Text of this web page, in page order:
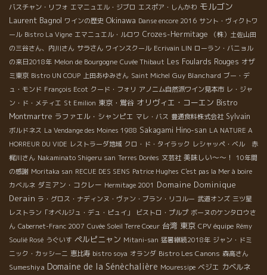
バスチャン・リフォ エマニュエル・ジブロ エスポア・しんかわ モルゴン
Laurent Bagnol ワインの歴史 Okinawa Danse encore 2016 サント・ヴィクトワ
ール Bistro La Vigne エマニュエル・ルロワ Crozes-Hermitage
（株）土佐山田
の三谷さん、内川さん サラさん ワインスクール Ecrivain LIN ローラン・バニョル
の来日2018年 Melon de Bourgogne Cuvée Thibaut Les Foulards Rouges オザ
ミ東京 Bistro UN COUP 上田あゆみさん Saint Michel Guy Blanchard ブー・デ
ュ・モンド François Ecot クード・フォリ アノニム自然派ワイン見本市 レ・ジャ
ン・ド・メティエ St Emilion 東京・鴬谷 オリヴィエ・コーエン Bistro
Montmartre ラファエル・シャンピエ マレ・バス 豊通食料株式会社 Sylvain
ボルドネス La Vendange des Moines 1988 Sakagami Hino-san LA NATURE A
HORREUR DU VIDE レストラーダ地域 クロ・ド・タイラック レシャッペ・ベル 赤
梶川さん Nakaminato Shigeru san Terres Dorées 文芸社 美味しい～～！
10年間
の感謝 Moritaka san RECUE DES SENS Patrice Hughes C'est pas la Mer à boire
カベルネ ダミアン・コクレー Hermitage 2001 Domaine Dominique
Derain ラ・グロス・ナディンヌ・ヴァン・ブラン・リコルー 武道オンズ 三ツ星
レストラン「オベルジュ・デュ・ピュイ」
ビストロ・プルプ ボーヌのケンタロウさ
ん Cabernet-Franc 2007 Cuvée Soleil Terre Coeur 台湾 東京 CPV équipe Rémy
Soulié Rosé うぐいす ペルピニャン Mitani-san 猛暑継続2018年 ジャン・ドミ
ニック・カッシーニ 恵比寿 bistro soya オランダ Bistro Les Canons 森高さん
Sumeshiya Domaine de la Sénèchalière Mouressipe ベジエ カベルネ